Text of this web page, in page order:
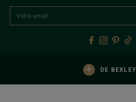
+ DE BEXLEY